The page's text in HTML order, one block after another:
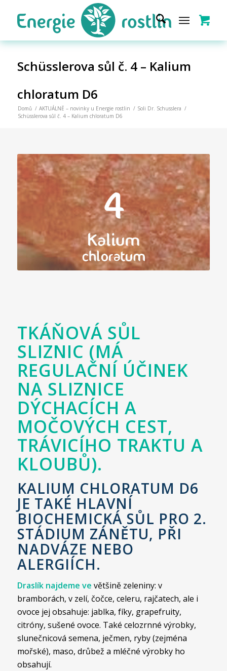
Schüsslerova sůl č. 4 – Kalium
chloratum D6
Domů / AKTUÁLNĚ – novinky u Energie rostlin / Soli Dr. Schusslera /
Schüsslerova sůl č. 4 – Kalium chloratum D6
TKÁŇOVÁ SŮL
SLIZNIC (MÁ
REGULAČNÍ ÚČINEK
NA SLIZNICE
DÝCHACÍCH A
MOČOVÝCH CEST,
TRÁVICÍHO TRAKTU A
KLOUBŮ).
KALIUM CHLORATUM D6
JE TAKÉ HLAVNÍ
BIOCHEMICKÁ SŮL PRO 2.
STÁDIUM ZÁNĚTU, PŘI
NADVÁZE NEBO
ALERGIÍCH.
Draslík najdeme ve většině zeleniny: v
bramborách, v zelí, čočce, celeru, rajčatech, ale i
ovoce jej obsahuje: jablka, fíky, grapefruity,
citróny, sušené ovoce. Také celozrnné výrobky,
slunečnicová semena, ječmen, ryby (zejména
mořské), maso, drůbež a mléčné výrobky ho
obsahují.